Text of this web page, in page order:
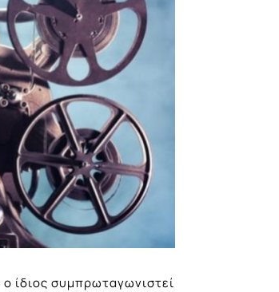
ίδιος συμπρωταγωνιστεί